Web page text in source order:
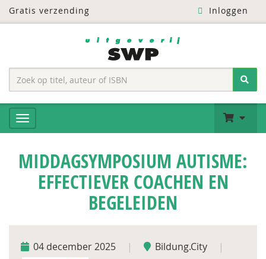
Gratis verzending Inloggen
MIDDAGSYMPOSIUM AUTISME:
EFFECTIEVER COACHEN EN
BEGELEIDEN
04 december 2025 | Bildung.City |